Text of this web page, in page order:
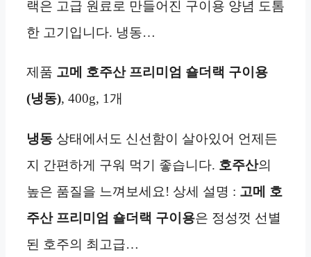
랙은 고급 원료로 만들어진 구이용 양념 도톰
한 고기입니다. 냉동…
제품 고메 호주산 프리미엄 숄더랙 구이용
(냉동), 400g, 1개
냉동 상태에서도 신선함이 살아있어 언제든
지 간편하게 구워 먹기 좋습니다. 호주산의
높은 품질을 느껴보세요! 상세 설명 : 고메 호
주산 프리미엄 숄더랙 구이용은 정성껏 선별
된 호주의 최고급…